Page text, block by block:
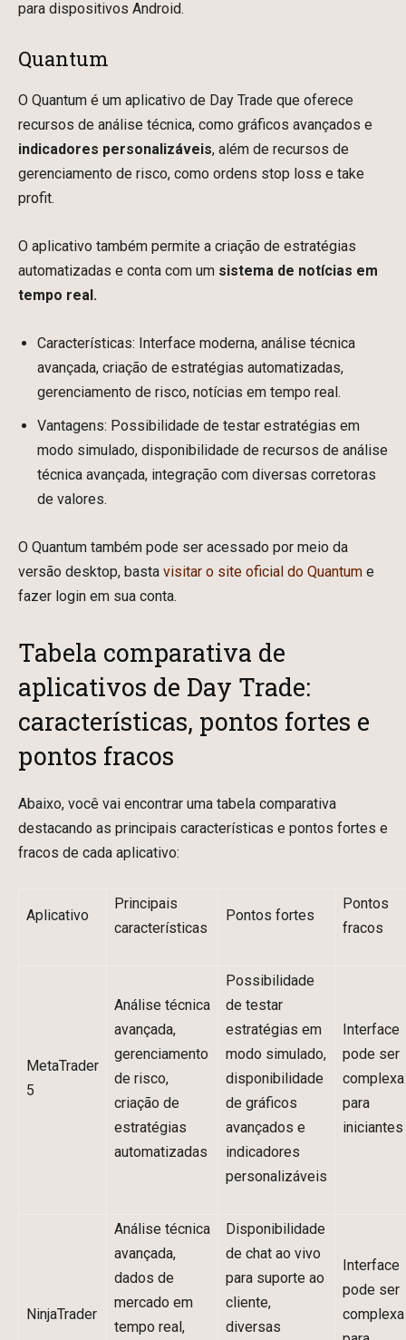
para dispositivos Android.
Quantum
O Quantum é um aplicativo de Day Trade que oferece
recursos de análise técnica, como gráficos avançados e
indicadores personalizáveis, além de recursos de
gerenciamento de risco, como ordens stop loss e take
profit.
O aplicativo também permite a criação de estratégias
automatizadas e conta com um sistema de notícias em
tempo real.
Características: Interface moderna, análise técnica
avançada, criação de estratégias automatizadas,
gerenciamento de risco, notícias em tempo real.
Vantagens: Possibilidade de testar estratégias em
modo simulado, disponibilidade de recursos de análise
técnica avançada, integração com diversas corretoras
de valores.
O Quantum também pode ser acessado por meio da
versão desktop, basta visitar o site oficial do Quantum e
fazer login em sua conta.
Tabela comparativa de
aplicativos de Day Trade:
características, pontos fortes e
pontos fracos
Abaixo, você vai encontrar uma tabela comparativa
destacando as principais características e pontos fortes e
fracos de cada aplicativo:
Aplicativo
Principais
características
Pontos fortes
Pontos
fracos
MetaTrader
5
Análise técnica
avançada,
gerenciamento
de risco,
criação de
estratégias
automatizadas
Possibilidade
de testar
estratégias em
modo simulado,
disponibilidade
de gráficos
avançados e
indicadores
personalizáveis
Interface
pode ser
complexa
para
iniciantes
NinjaTrader
Análise técnica
avançada,
dados de
mercado em
tempo real,
Disponibilidade
de chat ao vivo
para suporte ao
cliente,
diversas
Interface
pode ser
complexa